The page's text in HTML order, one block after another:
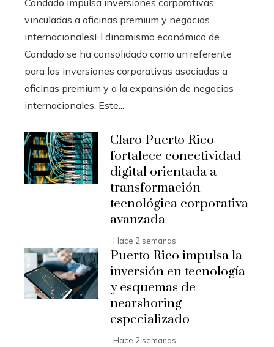
Condado impulsa inversiones corporativas
vinculadas a oficinas premium y negocios
internacionalesEl dinamismo económico de
Condado se ha consolidado como un referente
para las inversiones corporativas asociadas a
oficinas premium y a la expansión de negocios
internacionales. Este...
Claro Puerto Rico
fortalece conectividad
digital orientada a
transformación
tecnológica corporativa
avanzada
Hace 2 semanas
Puerto Rico impulsa la
inversión en tecnología
y esquemas de
nearshoring
especializado
Hace 2 semanas